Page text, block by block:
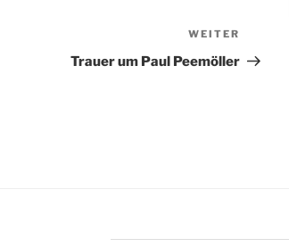
Beitrag
WEITER
Trauer um Paul Peemöller